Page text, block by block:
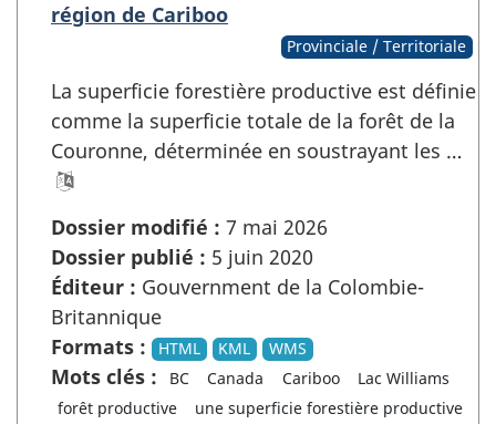
région de Cariboo
Provinciale / Territoriale
La superficie forestière productive est définie
comme la superficie totale de la forêt de la
Couronne, déterminée en soustrayant les …
Dossier modifié : 7 mai 2026
Dossier publié : 5 juin 2020
Éditeur : Gouvernment de la Colombie-
Britannique
Formats :
HTML KML WMS
Mots clés : BC Canada Cariboo
Lac Williams
forêt productive
une superficie forestière productive